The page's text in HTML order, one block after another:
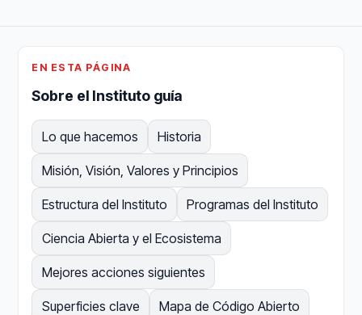
EN ESTA PÁGINA
Sobre el Instituto guía
Lo que hacemos Historia
Misión, Visión, Valores y Principios
Estructura del Instituto Programas del Instituto
Ciencia Abierta y el Ecosistema
Mejores acciones siguientes
Superficies clave Mapa de Código Abierto